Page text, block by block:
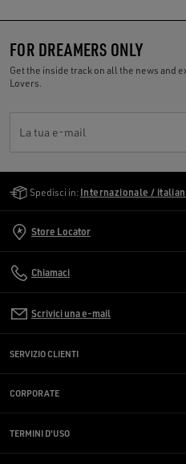
FOR DREAMERS ONLY
Get the inside track on all the news and
Lovers.
La tua e-mail
Spedisci in: Internazionale /
Store Locator
Chiamaci
Scrivici una e-mail
SERVIZIO CLIENTI
CORPORATE
TERMINI D'USO